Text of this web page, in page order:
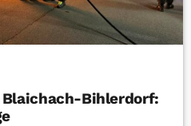
Bihlerdorf: